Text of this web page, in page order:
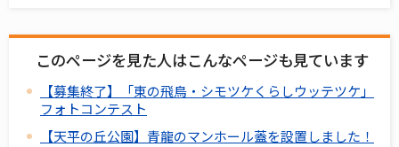
このページを見た人はこんなページも見ています
【募集終了】「東の飛鳥・シモツケくらしウッテツケ」
フォトコンテスト
【天平の丘公園】青龍のマンホール蓋を設置しました！